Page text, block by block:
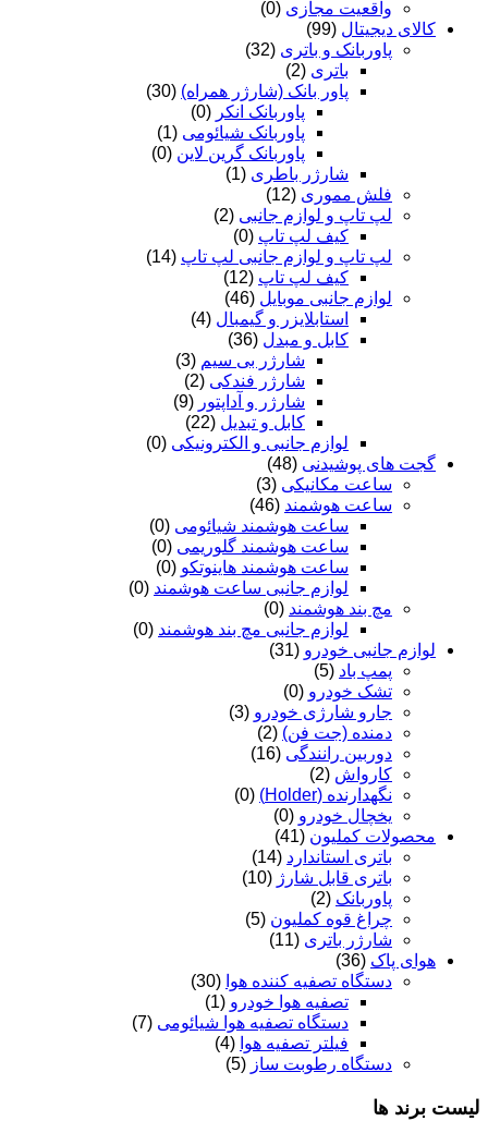
واقعیت مجازی (0)
کالای دیجیتال (99)
پاوربانک و باتری (32)
باتری (2)
پاور بانک (شارژر همراه) (30)
پاوربانک انکر (0)
پاوربانک شیائومی (1)
پاوربانک گرین لاین (0)
شارژر باطری (1)
فلش مموری (12)
لپ تاپ و لوازم جانبی (2)
کیف لپ تاپ (0)
لپ تاپ و لوازم جانبی لپ تاپ (14)
کیف لپ تاپ (12)
لوازم جانبی موبایل (46)
استابلایزر و گیمبال (4)
کابل و مبدل (36)
شارژر بی سیم (3)
شارژر فندکی (2)
شارژر و آداپتور (9)
کابل و تبدیل (22)
لوازم جانبی و الکترونیکی (0)
گجت های پوشیدنی (48)
ساعت مکانیکی (3)
ساعت هوشمند (46)
ساعت هوشمند شیائومی (0)
ساعت هوشمند گلوریمی (0)
ساعت هوشمند هاینوتکو (0)
لوازم جانبی ساعت هوشمند (0)
مچ بند هوشمند (0)
لوازم جانبی مچ بند هوشمند (0)
لوازم جانبی خودرو (31)
پمپ باد (5)
تشک خودرو (0)
جارو شارژی خودرو (3)
دمنده (جت فن) (2)
دوربین رانندگی (16)
کارواش (2)
نگهدارنده (Holder)
(0)
یخچال خودرو (0)
محصولات کملیون (41)
باتری استاندارد (14)
باتری قابل شارژ (10)
پاوربانک (2)
چراغ قوه کملیون (5)
شارژر باتری (11)
هوای پاک (36)
دستگاه تصفیه کننده هوا (30)
تصفیه هوا خودرو (1)
دستگاه تصفیه هوا شیائومی (7)
فیلتر تصفیه هوا (4)
دستگاه رطوبت ساز (5)
لیست برند ها